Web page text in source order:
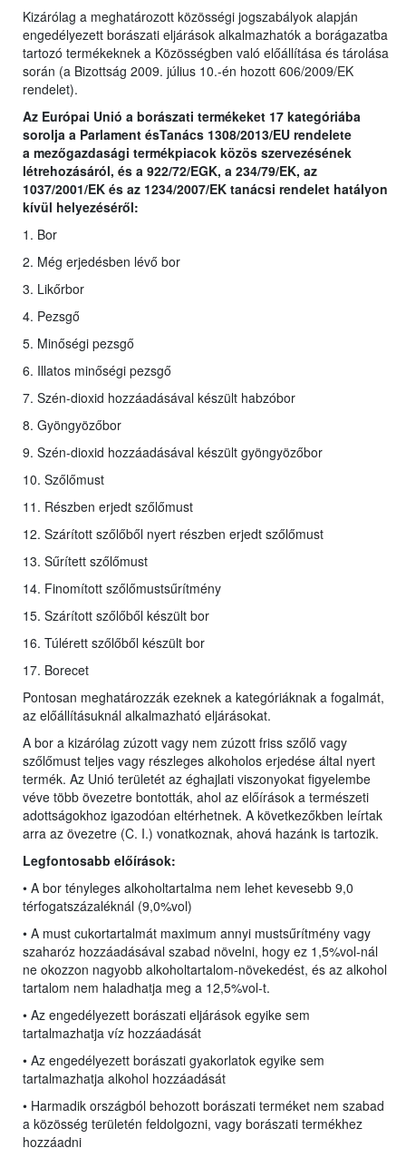
Kizárólag a meghatározott közösségi jogszabályok alapján
engedélyezett borászati eljárások alkalmazhatók a borágazatba
tartozó termékeknek a Közösségben való előállítása és tárolása
során (a Bizottság 2009. július 10.-én hozott 606/2009/EK
rendelet).
Az Európai Unió a borászati termékeket 17 kategóriába
sorolja a Parlament ésTanács 1308/2013/EU rendelete
a mezőgazdasági termékpiacok közös szervezésének
létrehozásáról, és a 922/72/EGK, a 234/79/EK, az
1037/2001/EK és az 1234/2007/EK tanácsi rendelet hatályon
kívül helyezéséről:
1. Bor
2. Még erjedésben lévő bor
3. Likőrbor
4. Pezsgő
5. Minőségi pezsgő
6. Illatos minőségi pezsgő
7. Szén-dioxid hozzáadásával készült habzóbor
8. Gyöngyözőbor
9. Szén-dioxid hozzáadásával készült gyöngyözőbor
10. Szőlőmust
11. Részben erjedt szőlőmust
12. Szárított szőlőből nyert részben erjedt szőlőmust
13. Sűrített szőlőmust
14. Finomított szőlőmustsűrítmény
15. Szárított szőlőből készült bor
16. Túlérett szőlőből készült bor
17. Borecet
Pontosan meghatározzák ezeknek a kategóriáknak a fogalmát,
az előállításuknál alkalmazható eljárásokat.
A bor a kizárólag zúzott vagy nem zúzott friss szőlő vagy
szőlőmust teljes vagy részleges alkoholos erjedése által nyert
termék. Az Unió területét az éghajlati viszonyokat figyelembe
véve több övezetre bontották, ahol az előírások a természeti
adottságokhoz igazodóan eltérhetnek. A következőkben leírtak
arra az övezetre (C. I.) vonatkoznak, ahová hazánk is tartozik.
Legfontosabb előírások:
• A bor tényleges alkoholtartalma nem lehet kevesebb 9,0
térfogatszázaléknál (9,0%vol)
• A must cukortartalmát maximum annyi mustsűrítmény vagy
szaharóz hozzáadásával szabad növelni, hogy ez 1,5%vol-nál
ne okozzon nagyobb alkoholtartalom-növekedést, és az alkohol
tartalom nem haladhatja meg a 12,5%vol-t.
• Az engedélyezett borászati eljárások egyike sem
tartalmazhatja víz hozzáadását
• Az engedélyezett borászati gyakorlatok egyike sem
tartalmazhatja alkohol hozzáadását
• Harmadik országból behozott borászati terméket nem szabad
a közösség területén feldolgozni, vagy borászati termékhez
hozzáadni